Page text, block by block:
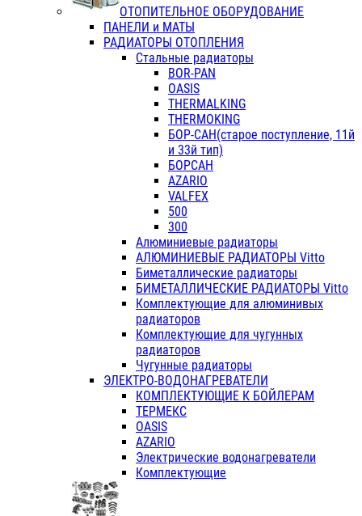
ОТОПИТЕЛЬНОЕ ОБОРУДОВАНИЕ
ПАНЕЛИ и МАТЫ
РАДИАТОРЫ ОТОПЛЕНИЯ
Стальные радиаторы
BOR-PAN
OASIS
THERMALKING
THERMOKING
БОР-САН(старое поступление, 11й
и 33й тип)
БОРСАН
AZARIO
VALFEX
500
300
Алюминиевые радиаторы
АЛЮМИНИЕВЫЕ РАДИАТОРЫ Vitto
Биметаллические радиаторы
БИМЕТАЛЛИЧЕСКИЕ РАДИАТОРЫ Vitto
Комплектующие для алюминивых
радиаторов
Комплектующие для чугунных
радиаторов
Чугунные радиаторы
ЭЛЕКТРО-ВОДОНАГРЕВАТЕЛИ
КОМПЛЕКТУЮЩИЕ К БОЙЛЕРАМ
ТЕРМЕКС
OASIS
AZARIO
Электрические водонагреватели
Комплектующие